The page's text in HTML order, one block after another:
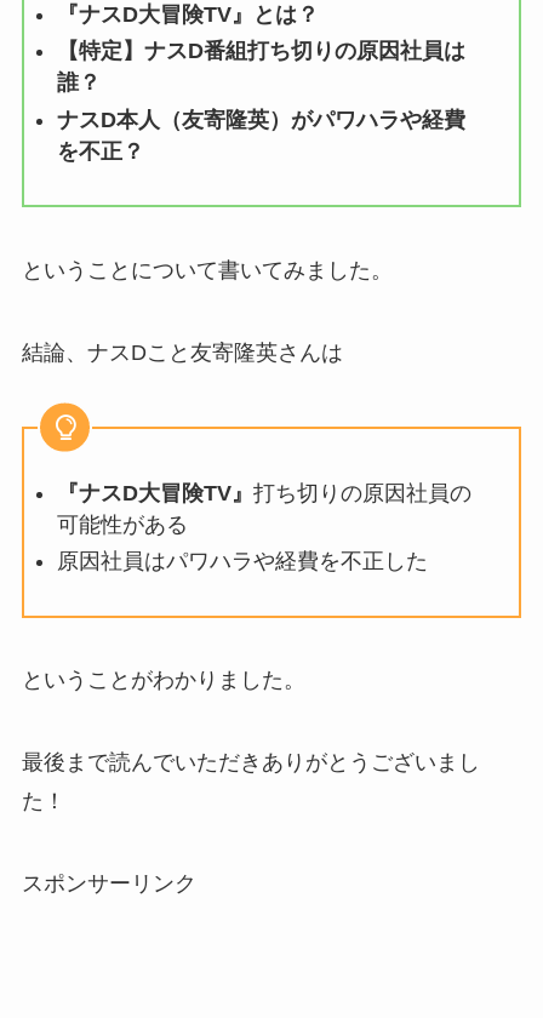
『ナスD大冒険TV』とは？
【特定】ナスD番組打ち切りの原因社員は
誰？
ナスD本人（友寄隆英）がパワハラや経費
を不正？
ということについて書いてみました。
結論、ナスDこと友寄隆英さんは
『ナスD大冒険TV』 打ち切りの原因社員の
可能性がある
原因社員はパワハラや経費を不正した
ということがわかりました。
最後まで読んでいただきありがとうございまし
た！
スポンサーリンク